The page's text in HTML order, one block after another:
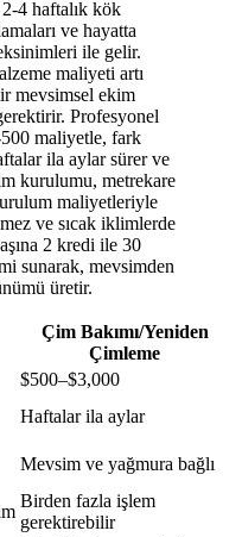
4 haftalık kök
ve hayatta
ile gelir.
maliyeti artı
mevsimsel ekim
Profesyonel
500 maliyetle, fark
ila aylar sürer ve
kurulumu, metrekare
maliyetleriyle
ve sıcak iklimlerde
2 kredi ile 30
sunarak, mevsimden
üretir.
Çim Bakımı/Yeniden
Çimleme
$500–$3,000
Haftalar ila aylar
Mevsim ve yağmura bağlı
Birden fazla işlem
gerektirebilir